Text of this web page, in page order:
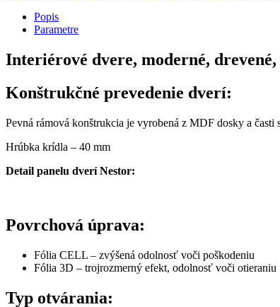
Popis
Parametre
Interiérové dvere, moderné, drevené,
Konštrukčné prevedenie dverí:
Pevná rámová konštrukcia je vyrobená z MDF dosky a
Hrúbka krídla – 40 mm
Detail panelu dverí Nestor:
Povrchová úprava:
Fólia CELL – zvýšená odolnosť voči poškodeniu
Fólia 3D – trojrozmerný efekt, odolnosť voči otieraniu
Typ otvárania: